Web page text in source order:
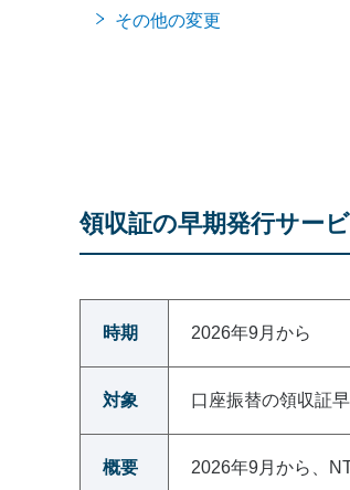
その他の変更
領収証の早期発行サー
時期 2026年9月から
対象 口座振替の領収証
概要 2026年9月から、